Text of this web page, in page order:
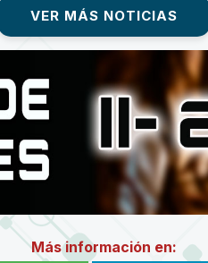
VER MÁS NOTICIAS
Más información en: